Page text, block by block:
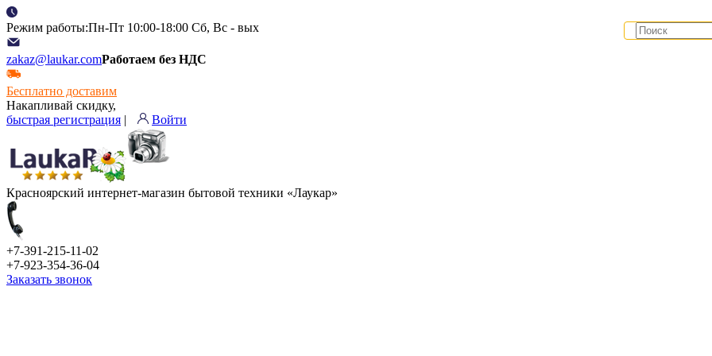
Режим работы:Пн-Пт 10:00-18:00 Сб, Вс - вых
zakaz@laukar.comРаботаем без НДС
Бесплатно доставим
Накапливай скидку,
быстрая регистрация | Войти
Красноярский интернет-магазин бытовой техники «Лаукар»
+7-391-215-11-02
+7-923-354-36-04
Заказать звонок